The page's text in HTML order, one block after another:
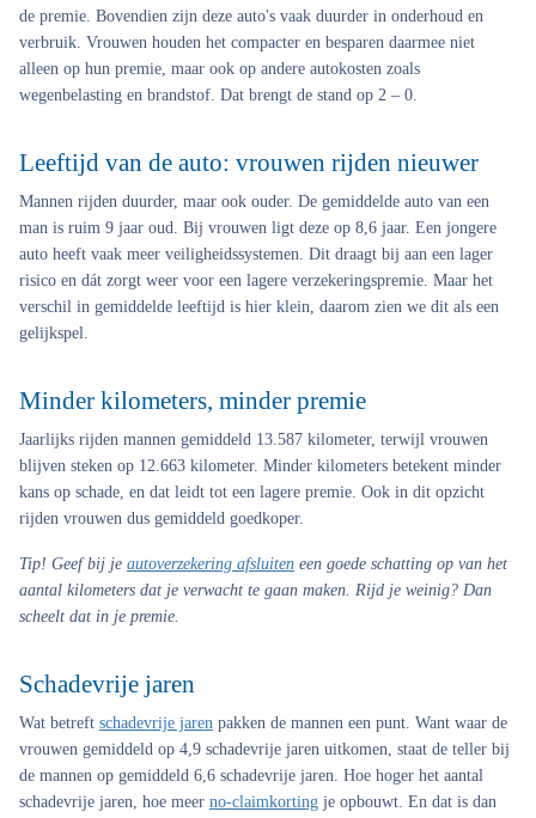
de premie. Bovendien zijn deze auto's vaak duurder in onderhoud en
verbruik. Vrouwen houden het compacter en besparen daarmee niet
alleen op hun premie, maar ook op andere autokosten zoals
wegenbelasting en brandstof. Dat brengt de stand op 2 – 0.
Leeftijd van de auto: vrouwen rijden nieuwer
Mannen rijden duurder, maar ook ouder. De gemiddelde auto van een
man is ruim 9 jaar oud. Bij vrouwen ligt deze op 8,6 jaar. Een jongere
auto heeft vaak meer veiligheidssystemen. Dit draagt bij aan een lager
risico en dát zorgt weer voor een lagere verzekeringspremie. Maar het
verschil in gemiddelde leeftijd is hier klein, daarom zien we dit als een
gelijkspel.
Minder kilometers, minder premie
Jaarlijks rijden mannen gemiddeld 13.587 kilometer, terwijl vrouwen
blijven steken op 12.663 kilometer. Minder kilometers betekent minder
kans op schade, en dat leidt tot een lagere premie. Ook in dit opzicht
rijden vrouwen dus gemiddeld goedkoper.
Tip! Geef bij je autoverzekering afsluiten een goede schatting op van het
aantal kilometers dat je verwacht te gaan maken. Rijd je weinig? Dan
scheelt dat in je premie.
Schadevrije jaren
Wat betreft schadevrije jaren pakken de mannen een punt. Want waar de
vrouwen gemiddeld op 4,9 schadevrije jaren uitkomen, staat de teller bij
de mannen op gemiddeld 6,6 schadevrije jaren. Hoe hoger het aantal
schadevrije jaren, hoe meer no-claimkorting je opbouwt. En dat is dan